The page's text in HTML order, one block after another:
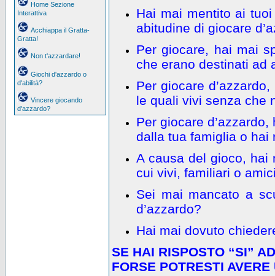
Home Sezione
Interattiva
Acchiappa il Gratta-
Gratta!
Non t'azzardare!
Giochi d'azzardo o
d'abilità?
Vincere giocando
d'azzardo?
Hai mai mentito ai
abitudine di giocare
Per giocare, hai mai
che erano destinati ad
Per giocare
le quali vivi senza che
Per giocare
dalla tua famiglia o hai
A causa del gioco, hai
cui vivi, familiari o
Sei mai mancato a
d’azzardo?
Hai mai dovuto
SE HAI RISPOSTO “SI”
FORSE POTRESTI